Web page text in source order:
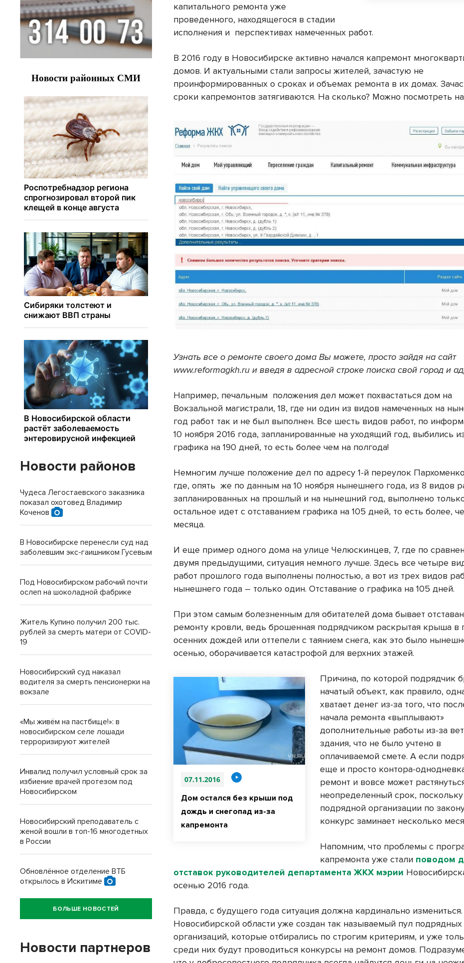
капитального ремонта уже
проведенного, находящегося в стадии
исполнения и перспективах намеченных работ.
В 2016 году в Новосибирске активно начался капремонт
домов. И актуальными стали запросы жителей, зачастую не
проинформированных о сроках и объемах ремонта в их домах.
сроки капремонтов затягиваются. На сколько? Можно посмотреть на
Узнать все о ремонте своего дома Вы можете, просто зайдя на сайт
www.reformagkh.ru и введя в адресной строке поиска свой город и
Например, печальным положения дел может похвастаться дом на
Вокзальной магистрали, 18, где ни один из видов намеченных на
год работ так и не был выполнен. Все шесть видов работ, по
10 ноября 2016 года, запланированные на уходящий год, выбились
графика на 190 дней, то есть более чем на полгода!
Немногим лучше положение дел по адресу 1-й переулок
где, опять же по данным на 10 ноября нынешнего года, из 8 видов
запланированных на прошлый и на нынешний год, выполнено
остальное идет с отставанием графика на 105 дней, то есть более,
месяца.
И еще пример одного дома на улице Челюскинцев, 7, где по
двумя предыдущими, ситуация немного лучше. Здесь все четыре
работ прошлого года выполнены полностью, а вот из трех видов
нынешнего года – только один. Отставание о графика на 105 дней.
При этом самым болезненным для обитателей дома бывает
ремонту кровли, ведь брошенная подрядчиком раскрытая крыша в
осенних дождей или оттепели с таянием снега, как это было
осенью, оборачивается катастрофой для верхних этажей.
07.11.2016
Дом остался без крыши под
дождь и снегопад из-за
капремонта
Причина, по которой подрядчик
начатый объект, как правило,
хватает денег из-за того, что
начала ремонта «выплывают»
дополнительные работы из-за
здания, что не было учтено в
оплачиваемой смете. А если
еще и просто контора-
ремонт и вовсе может
неопределенный срок,
подрядной организации по
конкурс заминает несколько
Напомним, что проблемы с
капремонта уже стали поводом
отставок руководителей департамента ЖКХ мэрии
осенью 2016 года.
Правда, с будущего года ситуация должна кардинально
Новосибирской области уже создан так называемый пул подрядных
организаций, которые отбирались по строгим критериям, и уже
среди них будут проводиться конкурсы на ремонт домов.
Новости районов
Чудеса Легостаевского заказника
показал охотовед Владимир
Коченов
В Новосибирске перенесли суд над
заболевшим экс-гаишником Гусевым
Под Новосибирском рабочий почти
ослеп на шоколадной фабрике
Житель Купино получил 200 тыс.
рублей за смерть матери от COVID-
19
Новосибирский суд наказал
водителя за смерть пенсионерки на
вокзале
«Мы живём на пастбище!»: в
новосибирском селе лошади
терроризируют жителей
Инвалид получил условный срок за
избиение врачей протезом под
Новосибирском
Новосибирский преподаватель с
женой вошли в топ-16 многодетных
в России
Обновлённое отделение ВТБ
открылось в Искитиме
БОЛЬШЕ НОВОСТЕЙ
Новости партнеров